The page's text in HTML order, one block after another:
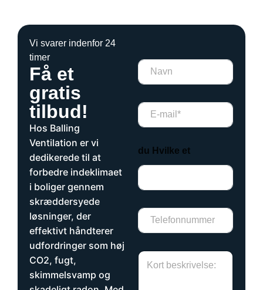
Vi svarer indenfor 24
timer
Få et
gratis
tilbud!
Hos Balling
Ventilation er vi
dedikerede til at
forbedre indeklimaet
i boliger gennem
skræddersyede
løsninger, der
effektivt håndterer
udfordringer som høj
CO2, fugt,
skimmelsvamp og
N
v
*
*
E
a
ldu Hvilke et
T
fH